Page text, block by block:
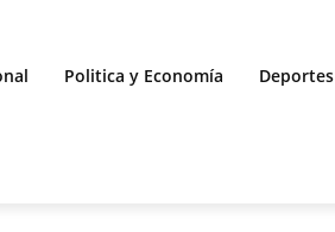
Politica y Economía Deportes